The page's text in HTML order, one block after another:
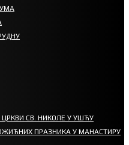
СВ. НИКОЛЕ У УШЋУ
ПРАЗНИКА У МАНАСТИРУ